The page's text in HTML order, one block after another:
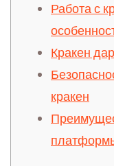
Работа с
Кракен
кракен